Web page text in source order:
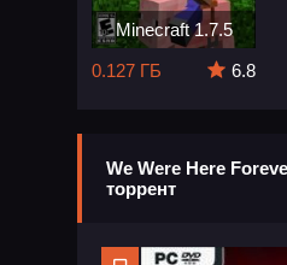
Minecraft 1.7.5
0.127 ГБ
6.8
We Were Here
торрент